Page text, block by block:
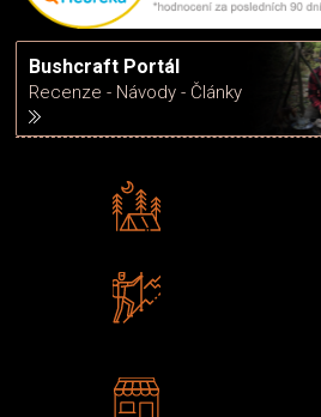
Bushcraft Portál
Recenze - Návody - Články